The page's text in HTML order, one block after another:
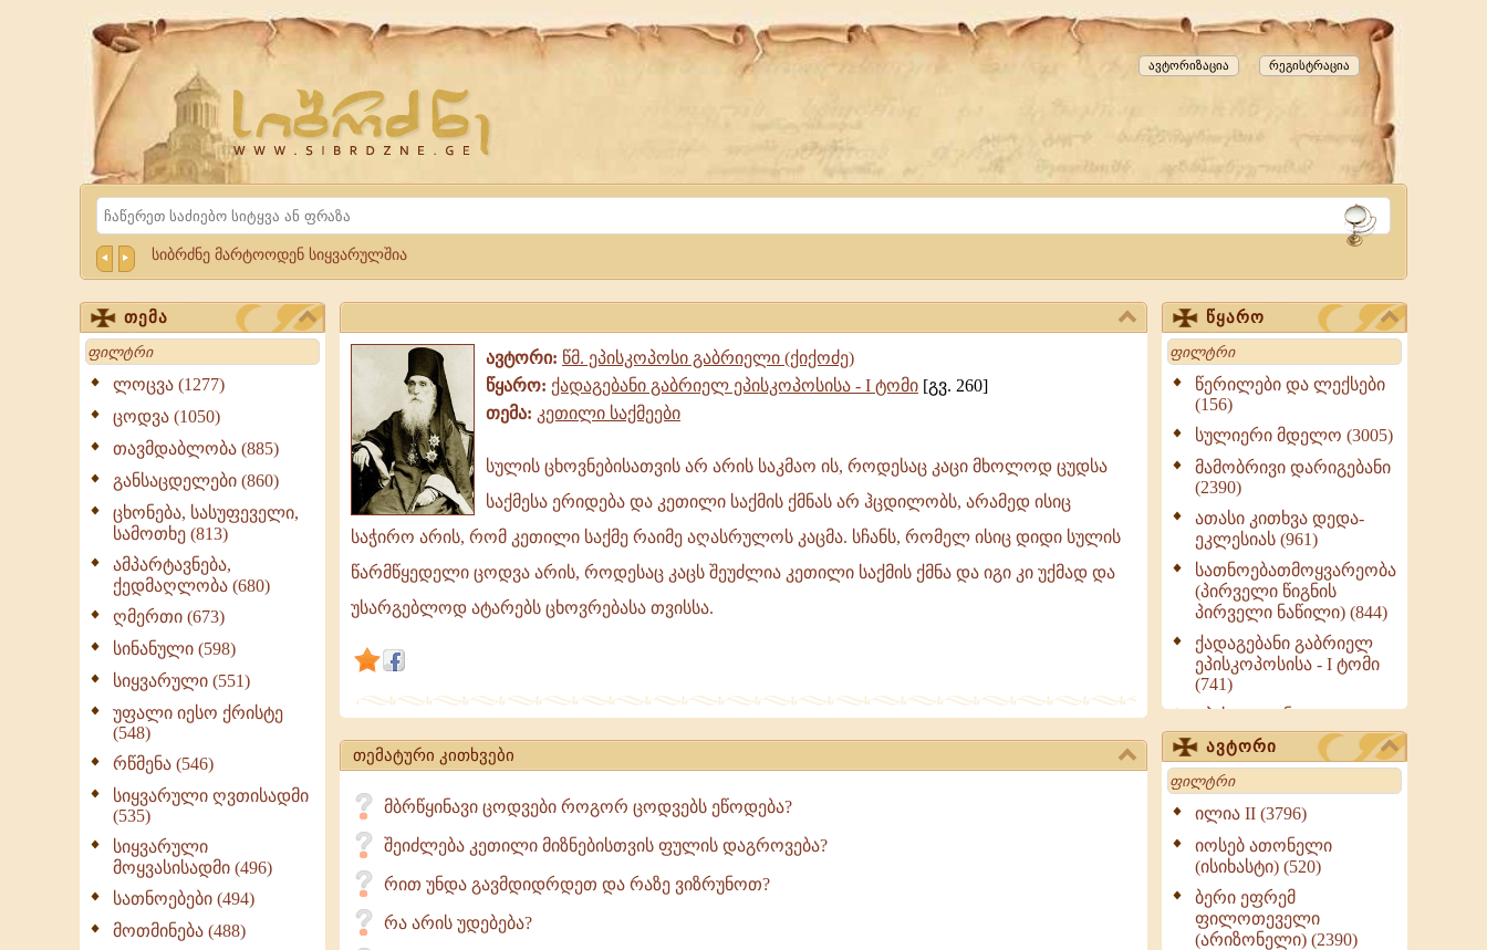
Website
Sibrdzne.ge
რეგისტრაცია
ავტორიზაცია
Search
სიბრძნე მარტოოდენ სიყვარულშია
თემა
Search
ლოცვა (1277)
ცოდვა (1050)
თავმდაბლობა (885)
განსაცდელები (860)
ცხონება, სასუფეველი,
სამოთხე (813)
ამპარტავნება,
ქედმაღლობა (680)
ღმერთი (673)
სინანული (598)
სიყვარული (551)
უფალი იესო ქრისტე
(548)
რწმენა (546)
სიყვარული ღვთისადმი
(535)
სიყვარული
მოყვასისადმი (496)
სათნოებები (494)
მოთმინება (488)
ავტორი: წმ. ეპისკოპოსი გაბრიელი (ქიქოძე)
წყარო: ქადაგებანი გაბრიელ ეპისკოპოსისა - I ტომი [გვ. 260]
თემა: კეთილი საქმეები
სულის
ცხოვნებისათვის
არ
არის
საკმაო
ის,
როდესაც
კაცი
მხოლოდ
ცუდსა
საქმესა
ერიდება
და
კეთილი
საქმის
სულის ცხოვნებისათვის არ არის საკმაო ის, როდესაც კაცი მხოლოდ ცუდსა
საქმესა ერიდება და კეთილი საქმის ქმნას არ ჰცდილობს, არამედ ისიც
საჭირო არის, რომ კეთილი საქმე რაიმე აღასრულოს კაცმა. სჩანს, რომელ ისიც დიდი სულის
წარმწყედელი ცოდვა არის, როდესაც კაცს შეუძლია კეთილი საქმის ქმნა და იგი კი უქმად და
უსარგებლოდ ატარებს ცხოვრებასა თვისსა.
თემატური კითხვები
მბრწყინავი ცოდვები როგორ ცოდვებს ეწოდება?
შეიძლება კეთილი მიზნებისთვის ფულის დაგროვება?
რით უნდა გავმდიდრდეთ და რაზე ვიზრუნოთ?
რა არის უდებება?
წყარო
Search
წერილები და ლექსები
(156)
სულიერი მდელო (3005)
მამობრივი დარიგებანი
(2390)
ათასი კითხვა დედა-
ეკლესიას (961)
სათნოებათმოყვარეობა
(პირველი წიგნის
პირველი ნაწილი) (844)
ქადაგებანი გაბრიელ
ეპისკოპოსისა - I ტომი
(741)
ეპისტოლენი,
ქადაგებანი, სიტყვანი
(ნაწილი III) (723)
მოძღვრის ძალზე
სასარგებლო რჩევები
მრევლისათვის (545)
Wisdomge (514)
ქადაგებანი გაბრიელ
ეპისკოპოსისა - II ტომი
(370)
ავტორი
Search
ილია II (3796)
იოსებ ათონელი
(ისიხასტი) (520)
ბერი ეფრემ
ფილოთეველი
(არიზონელი) (2390)